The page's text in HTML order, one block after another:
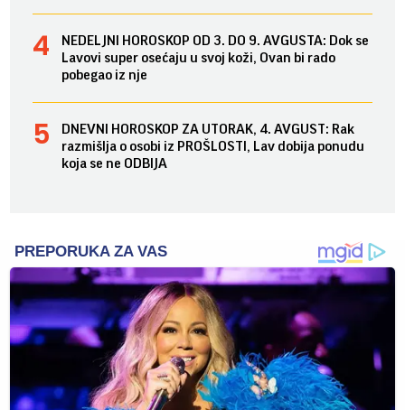
NEDELJNI HOROSKOP OD 3. DO 9. AVGUSTA: Dok se
Lavovi super osećaju u svoj koži, Ovan bi rado
pobegao iz nje
DNEVNI HOROSKOP ZA UTORAK, 4. AVGUST: Rak
razmišlja o osobi iz PROŠLOSTI, Lav dobija ponudu
koja se ne ODBIJA